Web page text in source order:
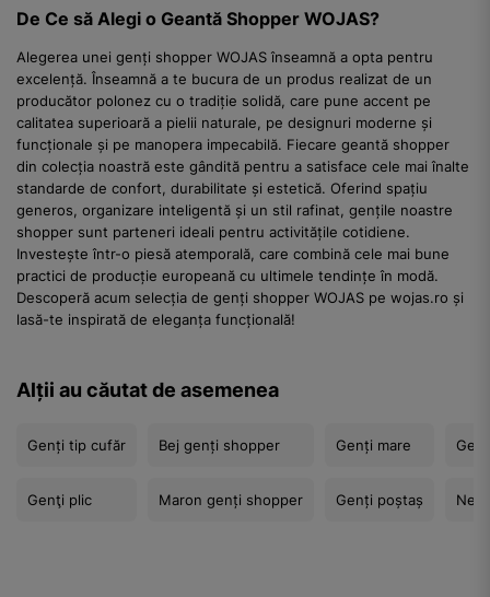
De Ce să Alegi o Geantă Shopper WOJAS?
Alegerea unei genți shopper WOJAS înseamnă a opta pentru
excelență. Înseamnă a te bucura de un produs realizat de un
producător polonez cu o tradiție solidă, care pune accent pe
calitatea superioară a pielii naturale, pe designuri moderne și
funcționale și pe manopera impecabilă. Fiecare geantă shopper
din colecția noastră este gândită pentru a satisface cele mai înalte
standarde de confort, durabilitate și estetică. Oferind spațiu
generos, organizare inteligentă și un stil rafinat, gențile noastre
shopper sunt parteneri ideali pentru activitățile cotidiene.
Investește într-o piesă atemporală, care combină cele mai bune
practici de producție europeană cu ultimele tendințe în modă.
Descoperă acum selecția de genți shopper WOJAS pe wojas.ro și
lasă-te inspirată de eleganța funcțională!
Alții au căutat de asemenea
Genți tip cufăr
Genţi plic
Bej genți shopper
Maron genți shopper
Genți mare
Genți poștaș